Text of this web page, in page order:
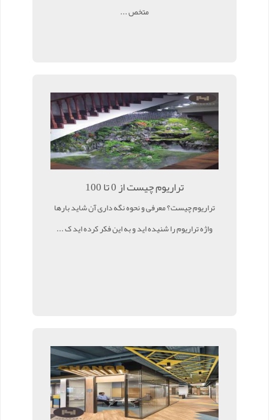
متخص ...
تراریوم چیست از 0 تا 100
تراریوم چیست؟ معرفی و نحوه نگه داری آن شاید بارها
واژه تراریوم را شنیده اید و به این فکر کرده اید ک ...